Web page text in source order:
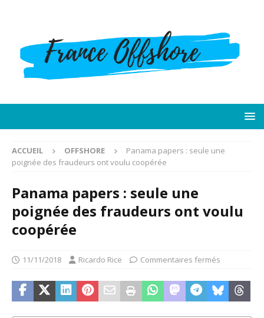
ACCUEIL OFFSHORE
Panama papers : seule une
poignée des fraudeurs ont voulu coopérée
Panama papers : seule une
poignée des fraudeurs ont voulu
coopérée
11/11/2018 Ricardo Rice Commentaires fermés